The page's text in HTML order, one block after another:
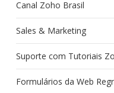
Canal Zoho Brasil
Sales & Marketing
Suporte com Tutoriais
Formulários da Web